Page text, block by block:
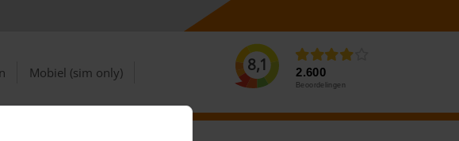
Mobiel (sim only) 8,1 2.600
Beoordelingen